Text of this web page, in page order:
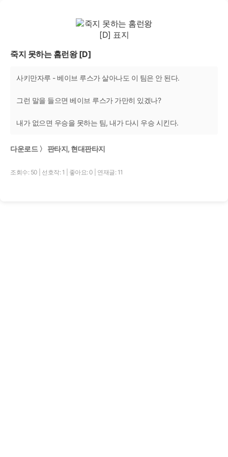
죽지 못하는 홈런왕 [D]
사키만자루 - 베이브 루스가 살아나도 이 팀은 안 된다.
그런 말을 들으면 베이브 루스가 가만히 있겠나?
내가 없으면 우승을 못하는 팀, 내가 다시 우승 시킨다.
다운로드 〉 판타지, 현대판타지
조회수: 50 선호작: 1 좋아요: 0 연재글: 11